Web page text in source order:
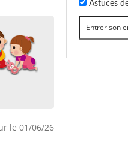
le 01/06/26
Astuces